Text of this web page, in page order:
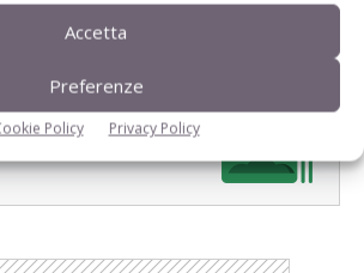
Accetta
Preferenze
Policy Privacy Policy
e servizi dalle aziende